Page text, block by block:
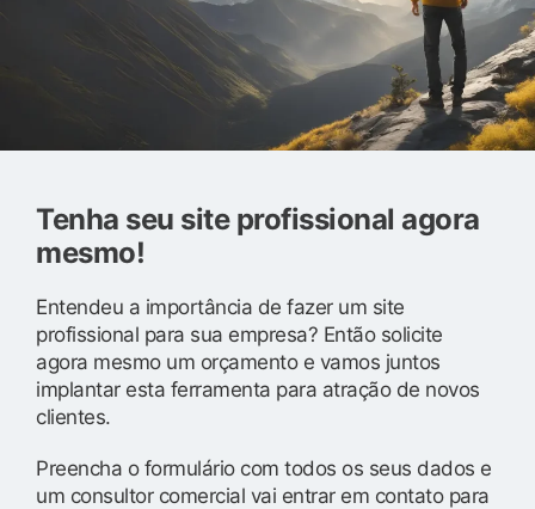
Tenha seu site profissional agora
mesmo!
Entendeu a importância de fazer um site
profissional para sua empresa? Então solicite
agora mesmo um orçamento e vamos juntos
implantar esta ferramenta para atração de novos
clientes.
Preencha o formulário com todos os seus dados e
um consultor comercial vai entrar em contato para